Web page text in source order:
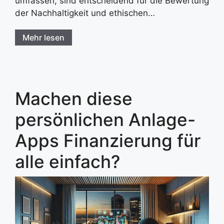
der Nachhaltigkeit und ethischen…
Mehr lesen
Machen diese
persönlichen Anlage-
Apps Finanzierung für
alle einfach?